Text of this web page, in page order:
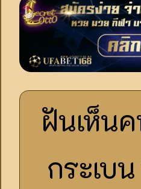
ฝันเห็น
กระเบ